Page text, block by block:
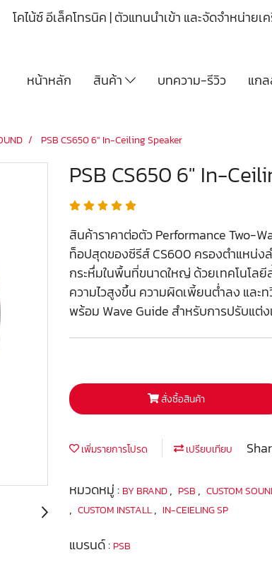
โคไน้ซ์ อีเล็คโทรนิค | ตัวแทนนำเข้า และจัดจำหน่าย
หน้าหลัก สินค้า บทความ-รีวิว แก
PSB CS650 6″ In-Ceiling Speaker
PSB CS650 6″ In-
สินค้าราคาต่อตัว Performance Two-
ท็อปสุดของซีรีส์ CS600 ครองตำแหน่ง
กระหึ่มในพื้นที่ขนาดใหญ่ ด้วยเทคโนโลยี
ความไวสูงขึ้น ความผิดเพี้ยนต่ำลง และ
พร้อม Wave Guide สำหรับการปรับแต่
สั่งซื้อสินค้า
เพิ่มรายการโปรด เปรียบเทียบ
หมวดหมู่ : BY BRAND, PSB , CUSTOM
, CUSTOM INSTALL, IN-CEIELING SP
แบรนด์ : PSB